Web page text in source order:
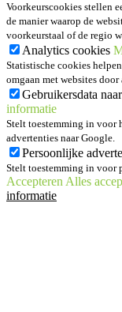
Voorkeurscookies stellen
de manier waarop de
voorkeurstaal of de regio
Analytics cookies
Statistische cookies
omgaan met websites
Gebruikersdata
informatie
Stelt toestemming in voor
advertenties naar Google.
Persoonlijke
Stelt toestemming in voor
Accepteren Alles
informatie